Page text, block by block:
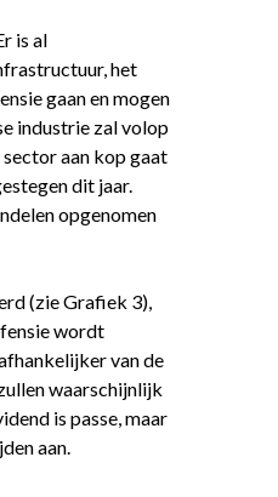
is al
het
gaan en mogen
industrie zal volop
aan kop gaat
dit jaar.
opgenomen
(zie Grafiek 3),
wordt
van de
waarschijnlijk
is passe, maar
aan.